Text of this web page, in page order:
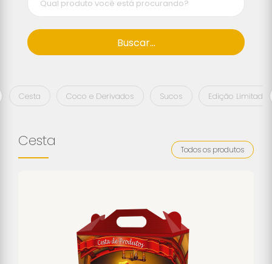
Buscar...
Cesta Coco e Derivados Sucos Edição Limitada
Cesta Todos os produtos